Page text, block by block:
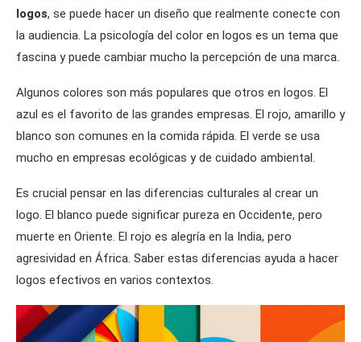
logos, se puede hacer un diseño que realmente conecte con
la audiencia. La psicología del color en logos es un tema que
fascina y puede cambiar mucho la percepción de una marca.
Algunos colores son más populares que otros en logos. El
azul es el favorito de las grandes empresas. El rojo, amarillo y
blanco son comunes en la comida rápida. El verde se usa
mucho en empresas ecológicas y de cuidado ambiental.
Es crucial pensar en las diferencias culturales al crear un
logo. El blanco puede significar pureza en Occidente, pero
muerte en Oriente. El rojo es alegría en la India, pero
agresividad en África. Saber estas diferencias ayuda a hacer
logos efectivos en varios contextos.